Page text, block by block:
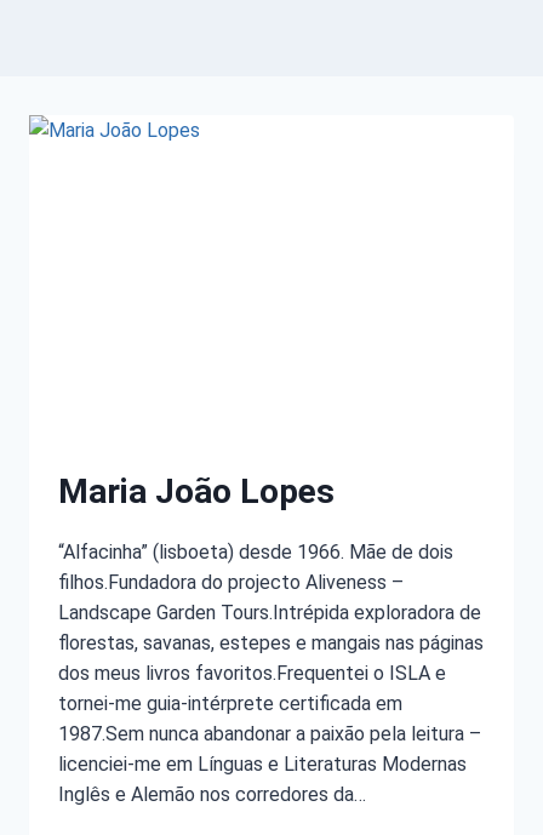
Maria João Lopes
“Alfacinha” (lisboeta) desde 1966. Mãe de dois
filhos.Fundadora do projecto Aliveness –
Landscape Garden Tours.Intrépida exploradora de
florestas, savanas, estepes e mangais nas páginas
dos meus livros favoritos.Frequentei o ISLA e
tornei-me guia-intérprete certificada em
1987.Sem nunca abandonar a paixão pela leitura –
licenciei-me em Línguas e Literaturas Modernas
Inglês e Alemão nos corredores da…